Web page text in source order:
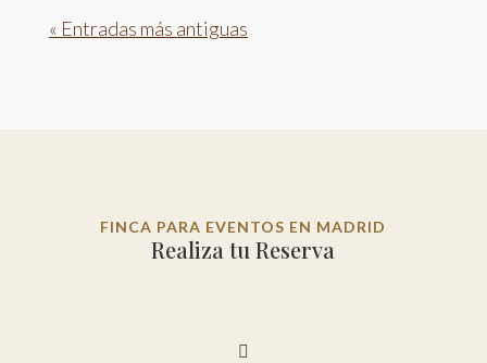
« Entradas más antiguas
FINCA PARA EVENTOS EN MADRID
Realiza tu Reserva
